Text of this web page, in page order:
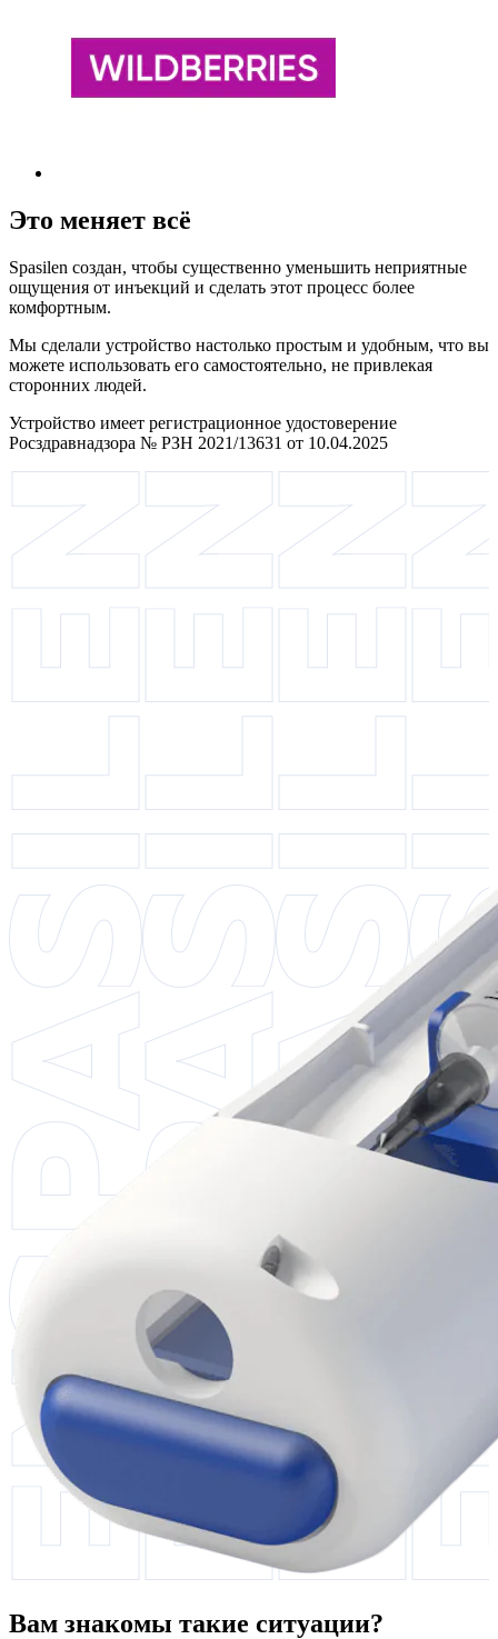
Это меняет всё
Spasilen создан, чтобы существенно уменьшить неприятные
ощущения от инъекций и сделать этот процесс более
комфортным.
Мы сделали устройство настолько простым и удобным, что вы
можете использовать его самостоятельно, не привлекая
сторонних людей.
Устройство имеет регистрационное удостоверение
Росздравнадзора № РЗН 2021/13631 от 10.04.2025
Вам знакомы такие ситуации?